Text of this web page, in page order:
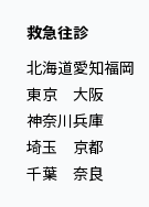
救急往診
北海道
東京
神奈川
埼玉
千葉
愛知
大阪
兵庫
京都
奈良
福岡